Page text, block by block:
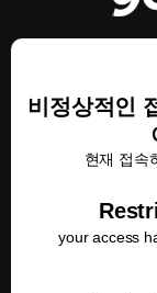
비정상적인
현재 접속
your access